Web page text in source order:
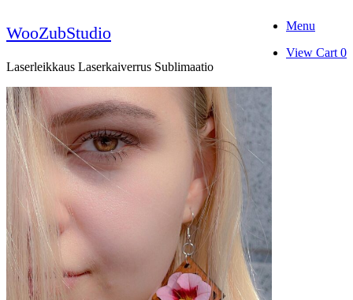
to
content
WooZubStudio
Laserleikkaus Laserkaiverrus Sublimaatio
Menu
View
View Cart 0